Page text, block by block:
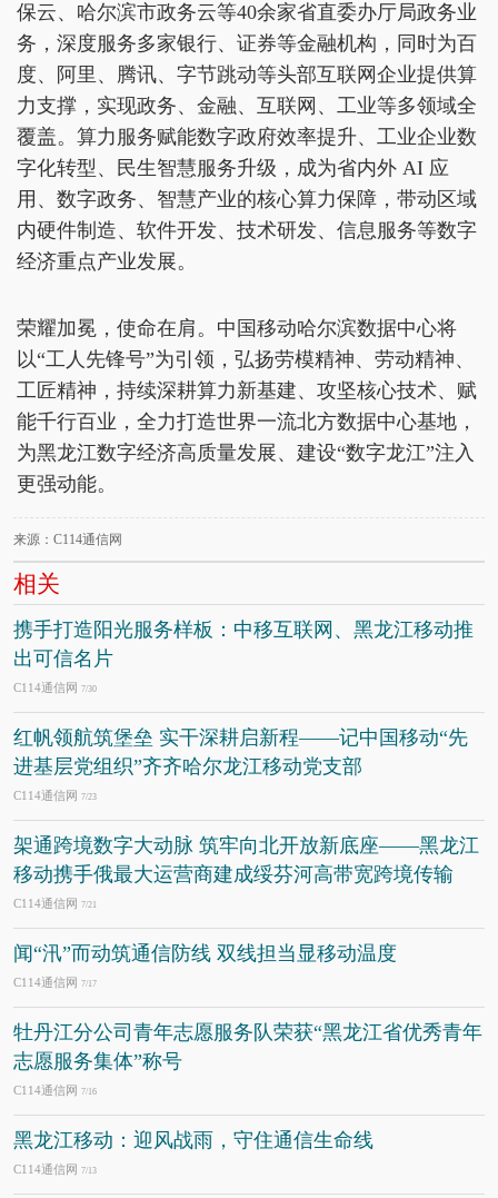
保云、哈尔滨市政务云等40余家省直委办厅局政务业
务，深度服务多家银行、证券等金融机构，同时为百
度、阿里、腾讯、字节跳动等头部互联网企业提供算
力支撑，实现政务、金融、互联网、工业等多领域全
覆盖。算力服务赋能数字政府效率提升、工业企业数
字化转型、民生智慧服务升级，成为省内外 AI 应
用、数字政务、智慧产业的核心算力保障，带动区域
内硬件制造、软件开发、技术研发、信息服务等数字
经济重点产业发展。
荣耀加冕，使命在肩。中国移动哈尔滨数据中心将
以“工人先锋号”为引领，弘扬劳模精神、劳动精神、
工匠精神，持续深耕算力新基建、攻坚核心技术、赋
能千行百业，全力打造世界一流北方数据中心基地，
为黑龙江数字经济高质量发展、建设“数字龙江”注入
更强动能。
来源：C114通信网
相关
携手打造阳光服务样板：中移互联网、黑龙江移动推
出可信名片
C114通信网 7/30
红帆领航筑堡垒 实干深耕启新程——记中国移动“先
进基层党组织”齐齐哈尔龙江移动党支部
C114通信网 7/23
架通跨境数字大动脉 筑牢向北开放新底座——黑龙江
移动携手俄最大运营商建成绥芬河高带宽跨境传输
C114通信网 7/21
闻“汛”而动筑通信防线 双线担当显移动温度
C114通信网 7/17
牡丹江分公司青年志愿服务队荣获“黑龙江省优秀青年
志愿服务集体”称号
C114通信网 7/16
黑龙江移动：迎风战雨，守住通信生命线
C114通信网 7/13